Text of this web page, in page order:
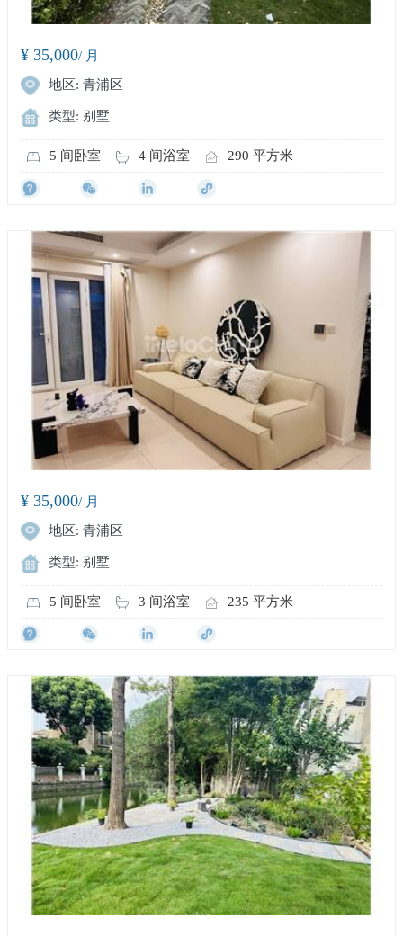
¥ 35,000/ 月
地区: 青浦区
类型: 别墅
5 间卧室 4 间浴室 290 平方米
¥ 35,000/ 月
地区: 青浦区
类型: 别墅
5 间卧室 3 间浴室 235 平方米